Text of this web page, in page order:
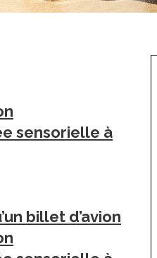
sensorielle à
billet d’avion